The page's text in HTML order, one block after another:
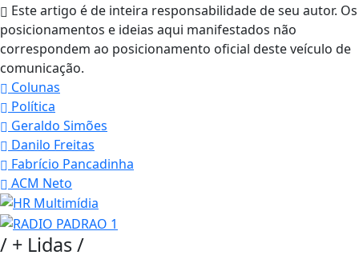
Este artigo é de inteira responsabilidade de seu autor. Os
posicionamentos e ideias aqui manifestados não
correspondem ao posicionamento oficial deste veículo de
comunicação.
Colunas
Política
Geraldo Simões
Danilo Freitas
Fabrício Pancadinha
ACM Neto
/ + Lidas/